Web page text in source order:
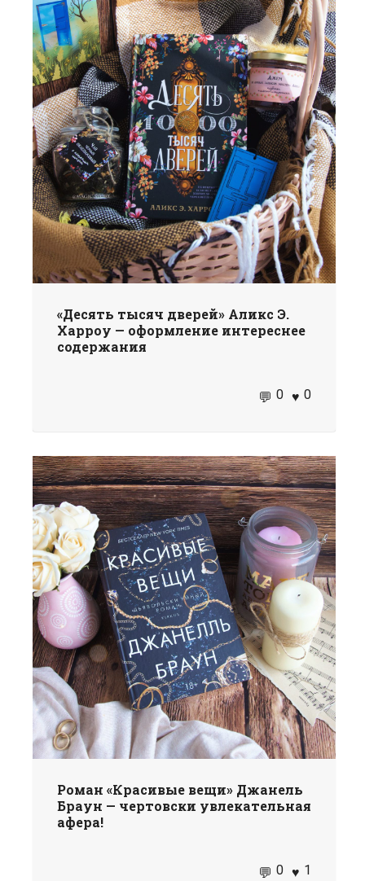
«Десять тысяч дверей» Аликс Э.
Харроу — оформление интереснее
содержания
0 0
Роман «Красивые вещи» Джанель
Браун — чертовски увлекательная
афера!
0 1